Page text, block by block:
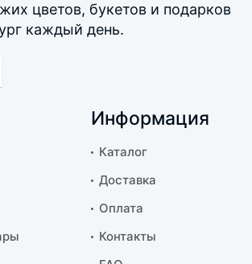
цветов, букетов и подарков
каждый день.
Информация
Каталог
Доставка
Оплата
Контакты